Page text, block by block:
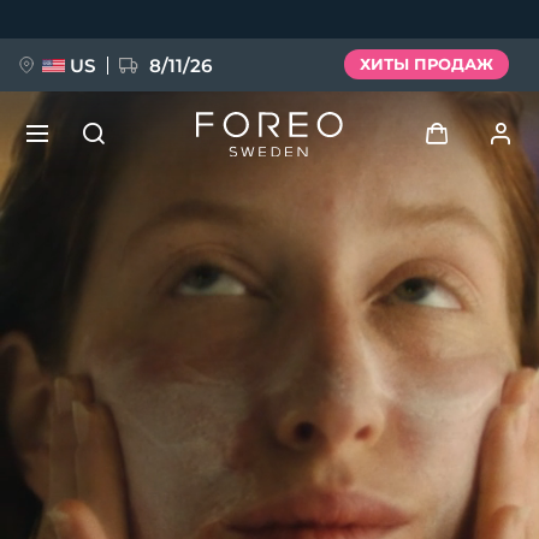
US 8/11/26 ХИТЫ ПРОДАЖ
Войти
Профиль пользователя
Мои приборы
Мои заказы
Мои адреса
Мои подписки
BREAKING NEWS
issa™ Teeth Whitening Set
Español
Français
Português
Polski
Русский
简体中文 繁體中文